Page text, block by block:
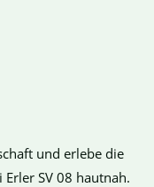
und erlebe die
SV 08 hautnah.